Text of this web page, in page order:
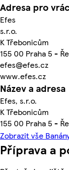
Adresa pro
Efes
s.r.o.
K Třebonicům
155 00 Praha 5 -
efes@efes.cz
www.efes.cz
Název a adresa
Efes, s.r.o.
K Třebonicům
155 00 Praha 5 -
Zobrazit vše
Příprava a